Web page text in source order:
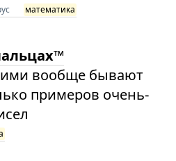
математика
вообще бывают
примеров очень-